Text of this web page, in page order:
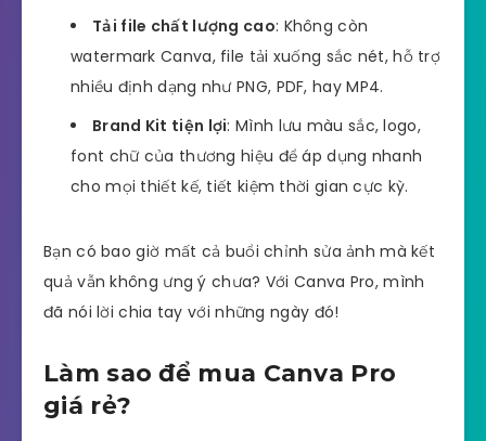
Tải file chất lượng cao: Không còn
watermark Canva, file tải xuống sắc nét, hỗ trợ
nhiều định dạng như PNG, PDF, hay MP4.
Brand Kit tiện lợi: Mình lưu màu sắc, logo,
font chữ của thương hiệu để áp dụng nhanh
cho mọi thiết kế, tiết kiệm thời gian cực kỳ.
Bạn có bao giờ mất cả buổi chỉnh sửa ảnh mà kết
quả vẫn không ưng ý chưa? Với Canva Pro, mình
đã nói lời chia tay với những ngày đó!
Làm sao để mua Canva Pro
giá rẻ?